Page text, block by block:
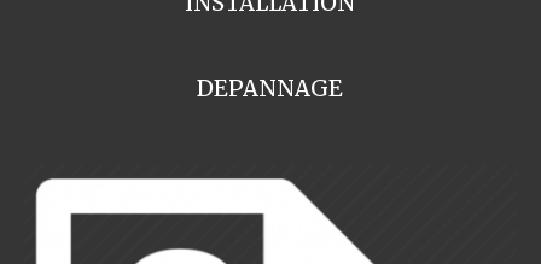
DEPANNAGE